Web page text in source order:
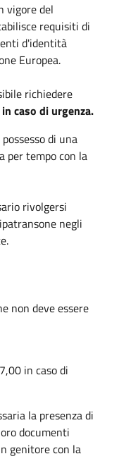
vigore del
requisiti di
d'identità
Europea.
richiedere
caso di urgenza.
di una
per tempo con la
rivolgersi
negli
non deve essere
in caso di
la presenza di
documenti
genitore con la